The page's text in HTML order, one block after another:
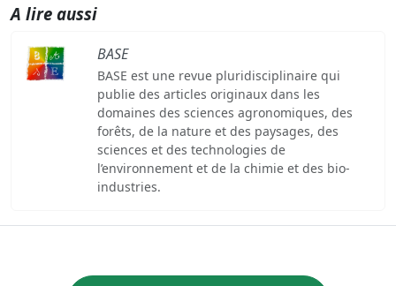
A lire aussi
BASE
BASE est une revue pluridisciplinaire qui
publie des articles originaux dans les
domaines des sciences agronomiques, des
forêts, de la nature et des paysages, des
sciences et des technologies de
l’environnement et de la chimie et des bio-
industries.